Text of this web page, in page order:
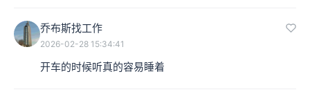
乔布斯找工作
2026-02-28 15:34:41
开车的时候听真的容易睡着